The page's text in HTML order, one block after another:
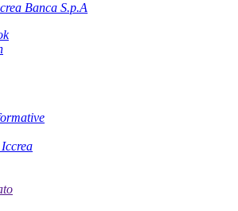
Banca S.p.A